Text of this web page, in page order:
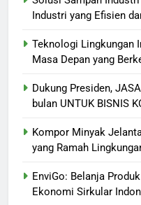
Industri yang Efisien
Teknologi Lingkungan
Masa Depan yang
Dukung Presiden,
bulan UNTUK BISNIS
Kompor Minyak
yang Ramah
EnviGo: Belanja
Ekonomi Sirkular